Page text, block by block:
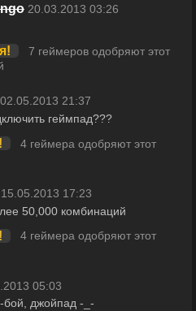
20.03.2013 03:26
7 геймеров одобряют этот
02.05.2013 21:37
геймпад???
4 геймера одобряют этот
15.05.2013 17:23
50,000 комбинаций
4 геймера одобряют этот
05:03
бой, джойпад -_-